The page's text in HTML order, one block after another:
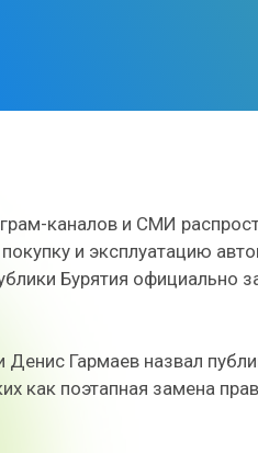
каналов и СМИ
и эксплуатацию
Бурятия официально
Гармаев назвал
как поэтапная замена